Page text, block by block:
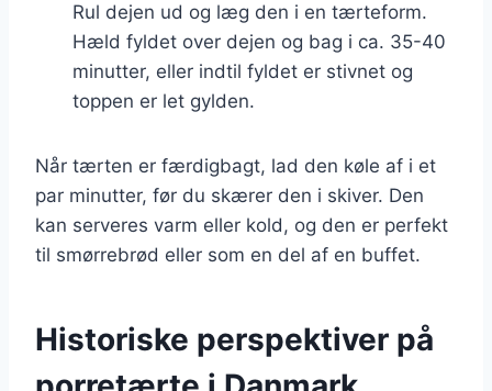
Rul dejen ud og læg den i en tærteform.
Hæld fyldet over dejen og bag i ca. 35-40
minutter, eller indtil fyldet er stivnet og
toppen er let gylden.
Når tærten er færdigbagt, lad den køle af i et
par minutter, før du skærer den i skiver. Den
kan serveres varm eller kold, og den er perfekt
til smørrebrød eller som en del af en buffet.
Historiske perspektiver på